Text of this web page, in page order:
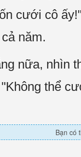
cưới cô
năm.
nữa,
thể
Bạn có